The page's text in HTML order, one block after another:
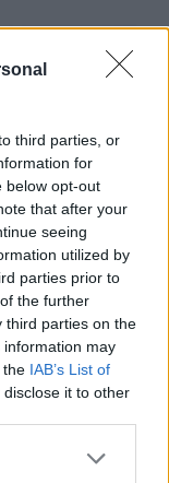
third parties, or
for
below opt-out
that after your
seeing
utilized by
parties prior to
the further
third parties on the
information may
the IAB’s List of
it to other
szerint az
fizetnek. A